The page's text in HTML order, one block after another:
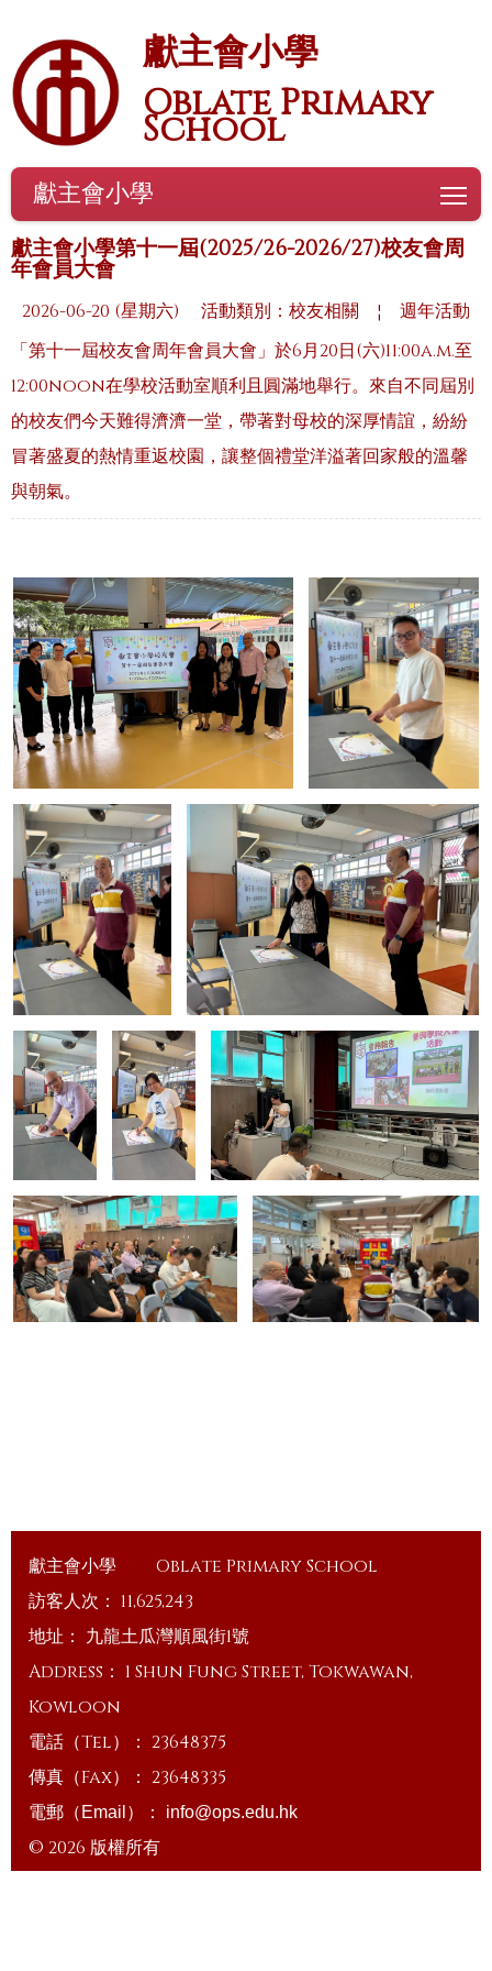
獻主會小學
Oblate Primary
School
獻主會小學
獻主會小學第十一屆(2025/26-2026/27)校友會周
年會員大會
2026-06-20 (星期六) 活動類別：校友相關 ¦
週年活動
「第十一屆校友會周年會員大會」於6月20日(六)11:00a.m.至
12:00noon在學校活動室順利且圓滿地舉行。來自不同屆別
的校友們今天難得濟濟一堂，帶著對母校的深厚情誼，紛紛
冒著盛夏的熱情重返校園，讓整個禮堂洋溢著回家般的溫馨
與朝氣。
獻主會小學
Oblate Primary School
訪客人次： 11,625,243
地址： 九龍土瓜灣順風街1號
Address： 1 Shun Fung Street, Tokwawan,
Kowloon
電話（Tel）： 23648375
傳真（Fax）： 23648335
電郵（Email）： info@ops.edu.hk
© 2026 版權所有